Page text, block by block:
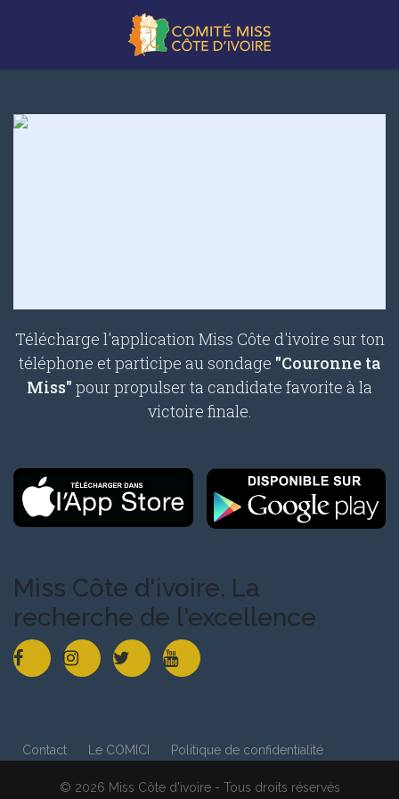
Télécharge l'application Miss Côte d'ivoire sur ton
téléphone et participe au sondage "Couronne ta
Miss" pour propulser ta candidate favorite à la
victoire finale.
Miss Côte d'ivoire, La
recherche de l'excellence
Contact Le COMICI Politique de confidentialité
© 2026 Miss Côte d'ivoire - Tous droits réservés